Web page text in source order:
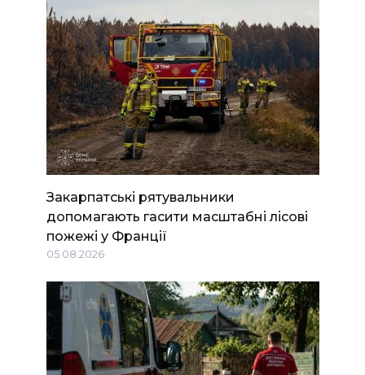
Закарпатські рятувальники
допомагають гасити масштабні лісові
пожежі у Франції
05.08.2026